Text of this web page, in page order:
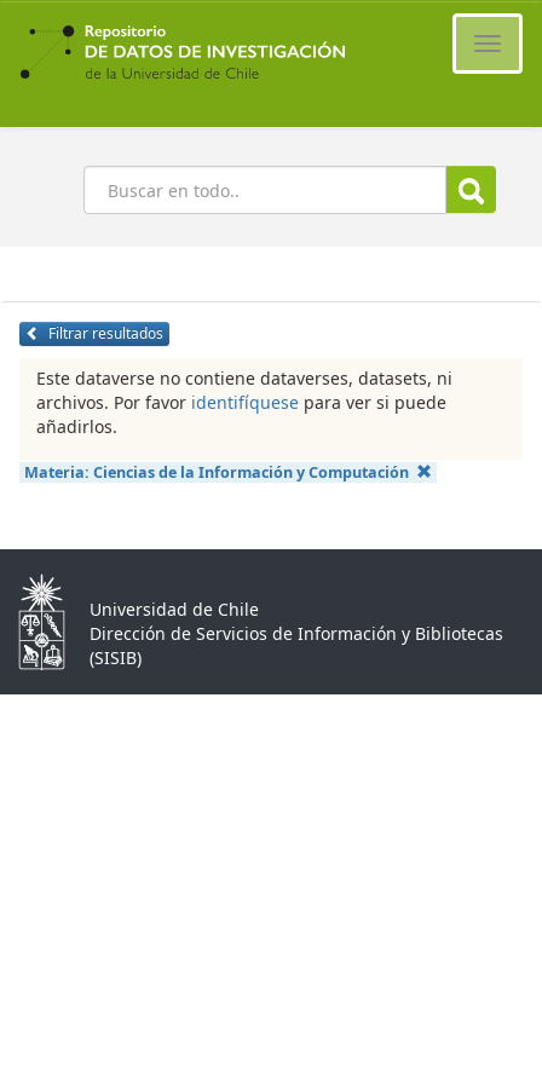
Ir
contenido
principal
Buscar
Filtrar resultados
Este dataverse no contiene dataverses, datasets, ni
archivos. Por favor identifíquese para ver si puede
añadirlos.
Materia: Ciencias de la Información y Computación
Universidad de Chile
Dirección de Servicios de Información y Bibliotecas
(SISIB)